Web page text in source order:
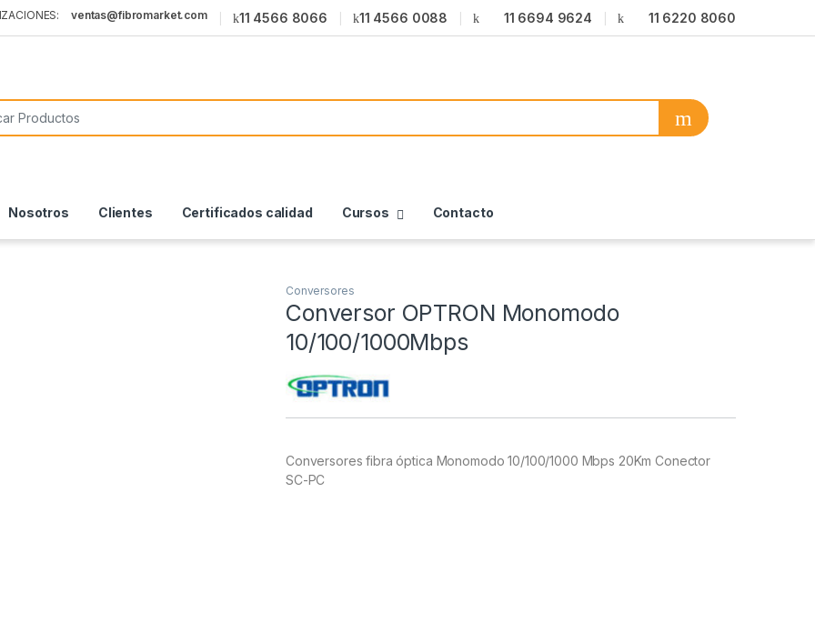
ventas@fibromarket.com 11 4566 8066 11 4566 0088 11 6694 9624 11 6220 8060
Nosotros Clientes Certificados calidad Cursos Contacto
Conversores
Conversor OPTRON Monomodo
10/100/1000Mbps
Conversores fibra óptica Monomodo 10/100/1000 Mbps 20Km Conector
SC-PC